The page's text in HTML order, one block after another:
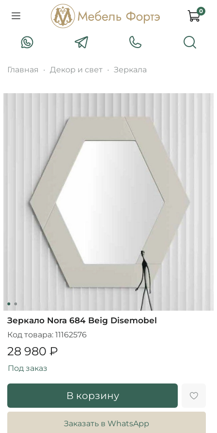
0
Главная Декор и свет Зеркала
Зеркало Nora 684 Beig Disemobel
Код товара: 11162576
28 980 ₽
В корзину
Заказать в WhatsApp
Под заказ